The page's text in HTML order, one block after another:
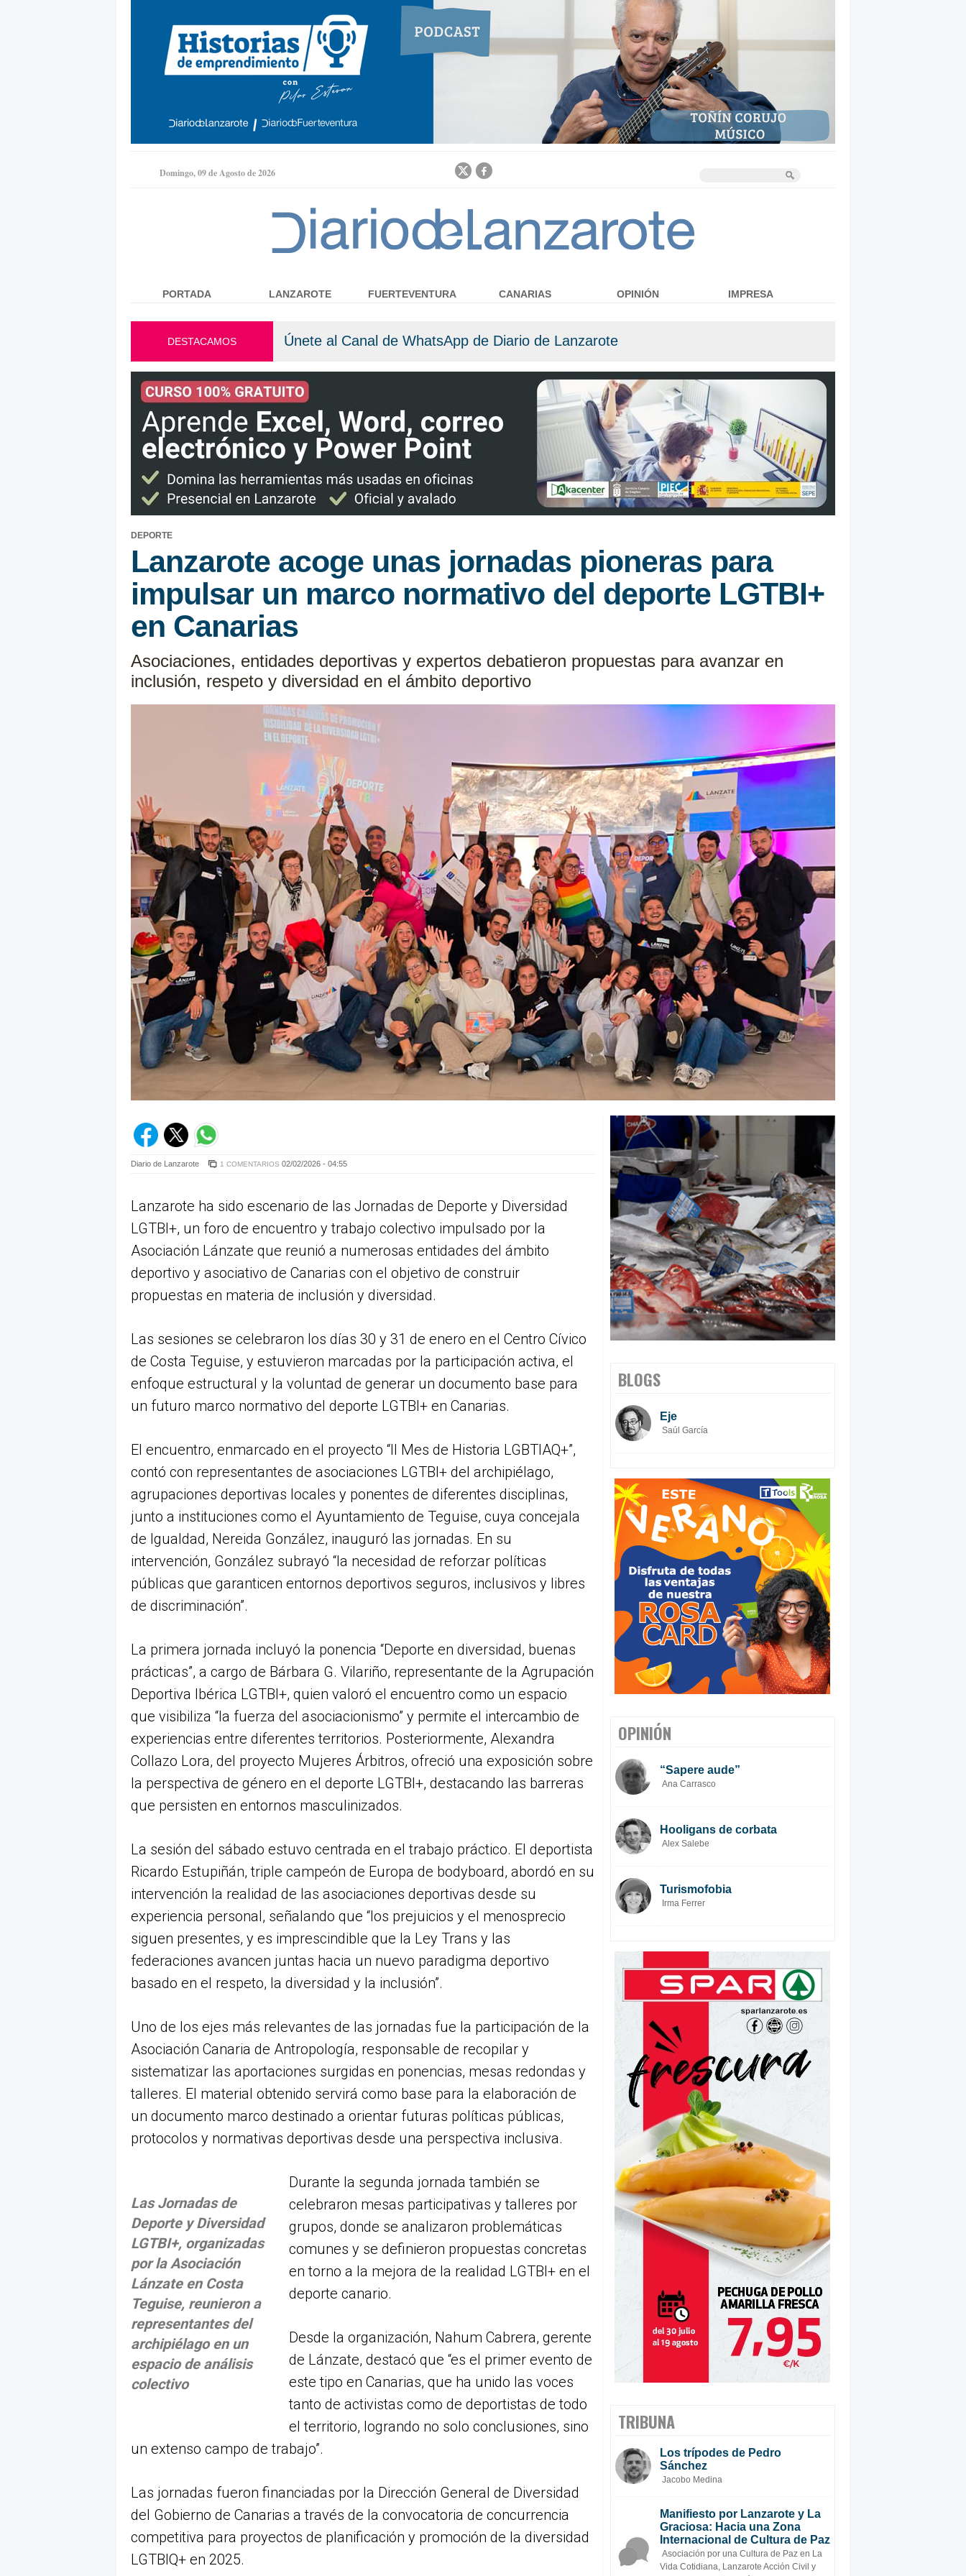
Jump to navigation
Domingo, 09 de Agosto de 2026
DESTACAMOS Únete al Canal de WhatsApp de Diario de Lanzarote
DEPORTE
Lanzarote acoge unas jornadas pioneras para
impulsar un marco normativo del deporte LGTBI+
en Canarias
Asociaciones, entidades deportivas y expertos debatieron propuestas para avanzar en
inclusión, respeto y diversidad en el ámbito deportivo
Diario de Lanzarote 1 COMENTARIOS 02/02/2026 - 04:55
Lanzarote ha sido escenario de las Jornadas de Deporte y Diversidad
LGTBI+, un foro de encuentro y trabajo colectivo impulsado por la
Asociación Lánzate que reunió a numerosas entidades del ámbito
deportivo y asociativo de Canarias con el objetivo de construir
propuestas en materia de inclusión y diversidad.
Las sesiones se celebraron los días 30 y 31 de enero en el Centro Cívico
de Costa Teguise, y estuvieron marcadas por la participación activa, el
enfoque estructural y la voluntad de generar un documento base para
un futuro marco normativo del deporte LGTBI+ en Canarias.
El encuentro, enmarcado en el proyecto “II Mes de Historia LGBTIAQ+”,
contó con representantes de asociaciones LGTBI+ del archipiélago,
agrupaciones deportivas locales y ponentes de diferentes disciplinas,
junto a instituciones como el Ayuntamiento de Teguise, cuya concejala
de Igualdad, Nereida González, inauguró las jornadas. En su
intervención, González subrayó “la necesidad de reforzar políticas
públicas que garanticen entornos deportivos seguros, inclusivos y libres
de discriminación”.
La primera jornada incluyó la ponencia “Deporte en diversidad, buenas
prácticas”, a cargo de Bárbara G. Vilariño, representante de la Agrupación
Deportiva Ibérica LGTBI+, quien valoró el encuentro como un espacio
que visibiliza “la fuerza del asociacionismo” y permite el intercambio de
experiencias entre diferentes territorios. Posteriormente, Alexandra
Collazo Lora, del proyecto Mujeres Árbitros, ofreció una exposición sobre
la perspectiva de género en el deporte LGTBI+, destacando las barreras
que persisten en entornos masculinizados.
La sesión del sábado estuvo centrada en el trabajo práctico. El deportista
Ricardo Estupiñán, triple campeón de Europa de bodyboard, abordó en su
intervención la realidad de las asociaciones deportivas desde su
experiencia personal, señalando que “los prejuicios y el menosprecio
siguen presentes, y es imprescindible que la Ley Trans y las
federaciones avancen juntas hacia un nuevo paradigma deportivo
basado en el respeto, la diversidad y la inclusión”.
Uno de los ejes más relevantes de las jornadas fue la participación de la
Asociación Canaria de Antropología, responsable de recopilar y
sistematizar las aportaciones surgidas en ponencias, mesas redondas y
talleres. El material obtenido servirá como base para la elaboración de
un documento marco destinado a orientar futuras políticas públicas,
protocolos y normativas deportivas desde una perspectiva inclusiva.
Las Jornadas de
Deporte y Diversidad
LGTBI+, organizadas
por la Asociación
Lánzate en Costa
Teguise, reunieron a
representantes del
archipiélago en un
espacio de análisis
colectivo
Durante la segunda jornada también se
celebraron mesas participativas y talleres por
grupos, donde se analizaron problemáticas
comunes y se definieron propuestas concretas
en torno a la mejora de la realidad LGTBI+ en el
deporte canario.
Desde la organización, Nahum Cabrera, gerente
de Lánzate, destacó que “es el primer evento de
este tipo en Canarias, que ha unido las voces
tanto de activistas como de deportistas de todo
el territorio, logrando no solo conclusiones, sino
un extenso campo de trabajo”.
Las jornadas fueron financiadas por la Dirección General de Diversidad
del Gobierno de Canarias a través de la convocatoria de concurrencia
competitiva para proyectos de planificación y promoción de la diversidad
LGTBIQ+ en 2025.
PORTADA LANZAROTE FUERTEVENTURA CANARIAS OPINIÓN IMPRESA
BLOGS
Eje
Saúl García
OPINIÓN
“Sapere aude”
Ana Carrasco
Hooligans de corbata
Alex Salebe
Turismofobia
Irma Ferrer
TRIBUNA
Los trípodes de Pedro
Sánchez
Jacobo Medina
Manifiesto por Lanzarote y La
Graciosa: Hacia una Zona
Internacional de Cultura de Paz
Asociación por una Cultura de Paz en La
Vida Cotidiana, Lanzarote Acción Civil y